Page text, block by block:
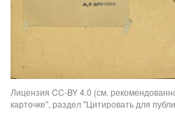
Лицензия CC-BY 4.0 (см.
карточке", раздел "Цитировать для